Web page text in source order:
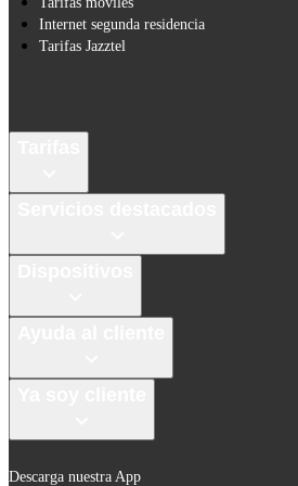
Internet segunda residencia
Tarifas Jazztel
Descarga nuestra App